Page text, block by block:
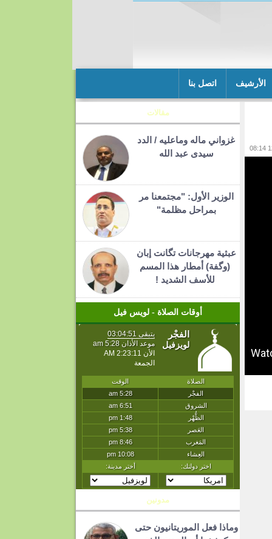
الأرشيف اتصل بنا
مقالات
غزواني ماله وماعليه / الدد
سيدى عبد الله
الوزير الأول: "مجتمعنا مر
بمراحل مظلمة"
عبثية مهرجانات تگانت إبان
(وگفة) أمطار هذا المسم
للأسف الشديد !
أوقات الصلاة - لويس فيل
مدونين
وماذا فعل الموريتانيون حتى